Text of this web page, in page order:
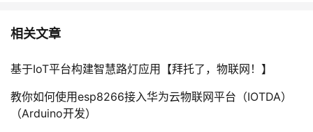
相关文章
基于IoT平台构建智慧路灯应用【拜托了，物联网！】
教你如何使用esp8266接入华为云物联网平台（IOTDA）
（Arduino开发）